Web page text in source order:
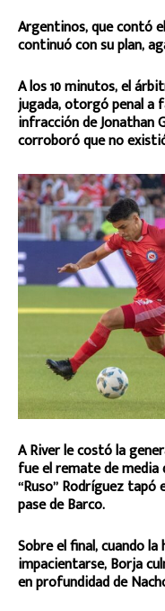
Argentinos, que contó
continuó con su plan,
A los 10 minutos, el
jugada, otorgó penal a
infracción de Jonathan
corroboró que no
A River le costó la
fue el remate de media
“Ruso” Rodríguez tapó
pase de Barco.
Sobre el final, cuando
impacientarse, Borja
en profundidad de